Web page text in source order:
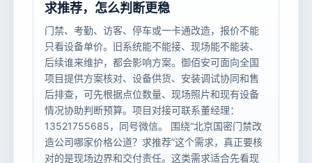
求推荐，怎么判断更稳
门禁、考勤、访客、停车或一卡通改造，报价不能
只看设备单价。旧系统能不能接、现场能不能装、
后续谁来维护，都会影响方案。御佰安可面向全国
项目提供方案核对、设备供货、安装调试协同和售
后排查，可先根据点位数量、现场照片和现有设备
情况协助判断预算。项目对接可联系董经理：
13521755685，同号微信。 围绕“北京国密门禁改
造公司哪家价格公道？求推荐”这个需求，真正要核
对的是现场边界和交付责任。这类需求适合先看现